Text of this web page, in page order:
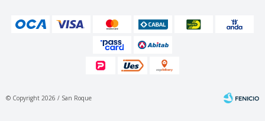
© Copyright 2026 / San Roque